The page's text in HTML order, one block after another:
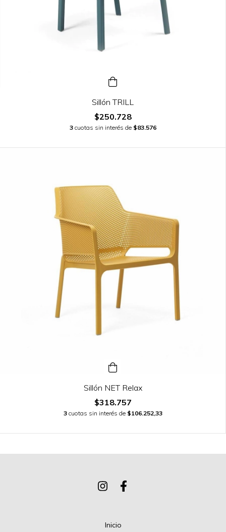
Sillón TRILL
$250.728
3 cuotas sin interés de $83.576
Sillón NET Relax
$318.757
3 cuotas sin interés de $106.252,33
Inicio